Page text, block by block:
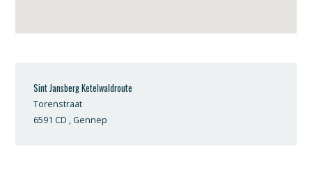
Sint Jansberg Ketelwaldroute
Torenstraat
6591 CD , Gennep